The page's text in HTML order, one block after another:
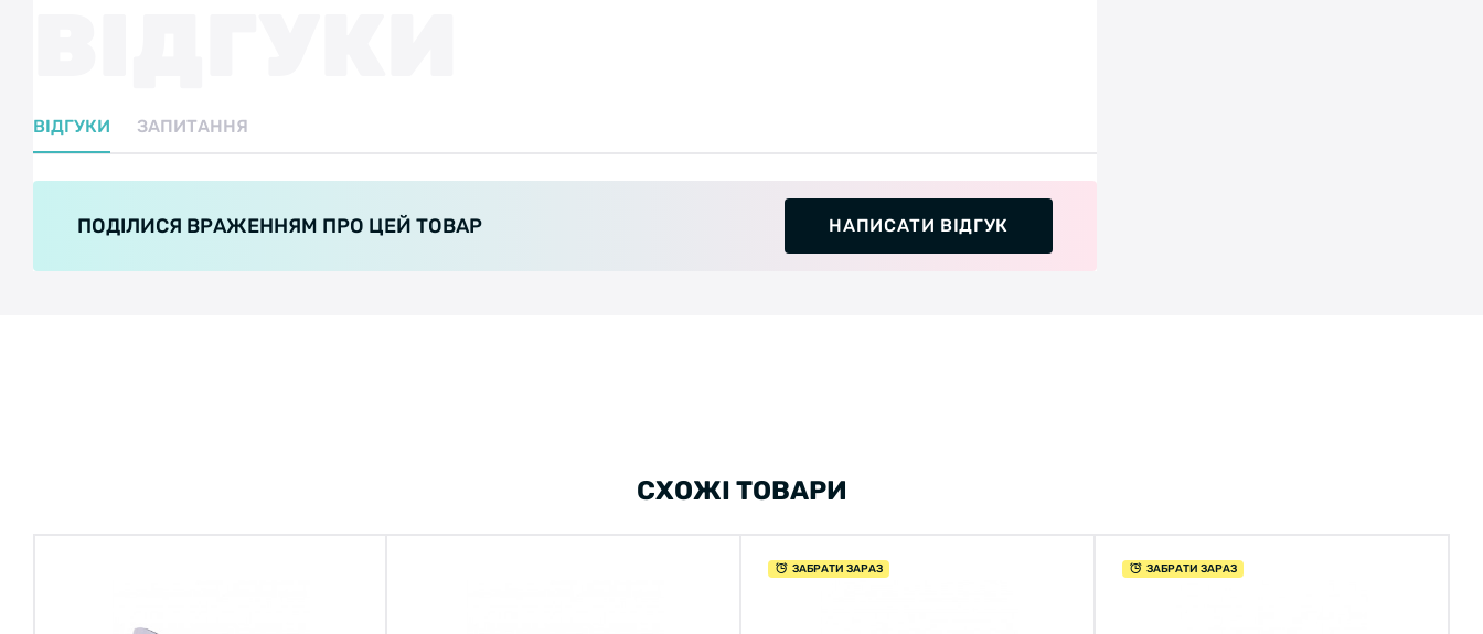
ВІДГУКИ ЗАПИТАННЯ
ПОДІЛИСЯ ВРАЖЕННЯМ ПРО ЦЕЙ ТОВАР НАПИСАТИ ВІДГУК
СХОЖІ ТОВАРИ
ЗАБРАТИ ЗАРАЗ ЗАБРАТИ ЗАРАЗ